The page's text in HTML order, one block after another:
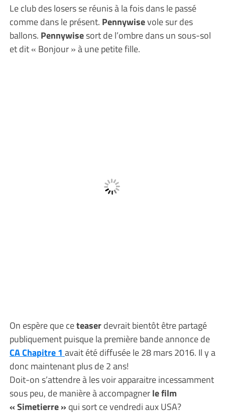
Le club des losers se réunis à la fois dans le passé
comme dans le présent. Pennywisevole sur des
ballons. Pennywisesort de l’ombre dans un sous-sol
et dit « Bonjour » à une petite fille.
On espère que ceteaserdevrait bientôt être partagé
publiquement puisque la première bande annonce de
CA Chapitre 1 avait été diffusée le 28 mars 2016. Il y a
donc maintenant plus de 2 ans!
Doit-on s’attendre à les voir apparaitre incessamment
sous peu, de manière à accompagnerle film
« Simetierre » qui sort ce vendredi aux USA?